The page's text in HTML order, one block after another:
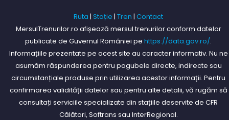
Ruta | Stație | Tren | Contact
MersulTrenurilor.ro afișează mersul trenurilor conform datelor
publicate de Guvernul României pe https://data.gov.ro/.
Informațiile prezentate pe acest site au caracter informativ. Nu ne
asumăm răspunderea pentru pagubele directe, indirecte sau
circumstanțiale produse prin utilizarea acestor informații. Pentru
confirmarea validității datelor sau pentru alte detalii, vă rugăm să
consultați serviciile specializate din stațiile deservite de CFR
Călători, Softrans sau InterRegional.